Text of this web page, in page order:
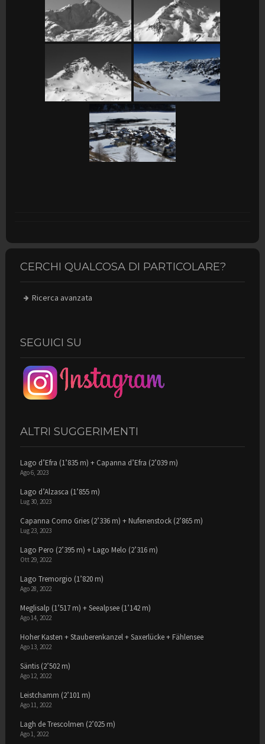
CERCHI QUALCOSA DI PARTICOLARE?
Ricerca avanzata
SEGUICI SU
ALTRI SUGGERIMENTI
Lago d’Efra (1’835 m) + Capanna d’Efra (2’039 m)
Ago 6, 2023
Lago d’Alzasca (1’855 m)
Lug 30, 2023
Capanna Corno Gries (2’336 m) + Nufenenstock (2’865 m)
Lug 23, 2023
Lago Pero (2’395 m) + Lago Melo (2’316 m)
Ott 29, 2022
Lago Tremorgio (1’820 m)
Ago 28, 2022
Meglisalp (1’517 m) + Seealpsee (1’142 m)
Ago 14, 2022
Hoher Kasten + Stauberenkanzel + Saxerlücke + Fählensee
Ago 13, 2022
Säntis (2’502 m)
Ago 12, 2022
Leistchamm (2’101 m)
Ago 11, 2022
Lagh de Trescolmen (2’025 m)
Ago 1, 2022